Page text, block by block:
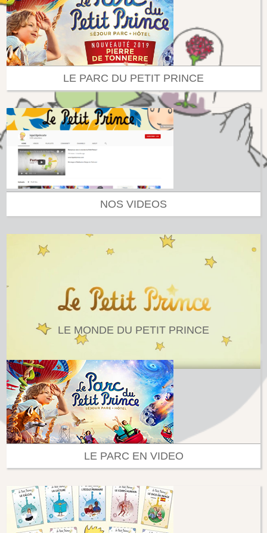
LE PARC DU PETIT PRINCE
NOS VIDEOS
LE MONDE DU PETIT PRINCE
LE PARC EN VIDEO